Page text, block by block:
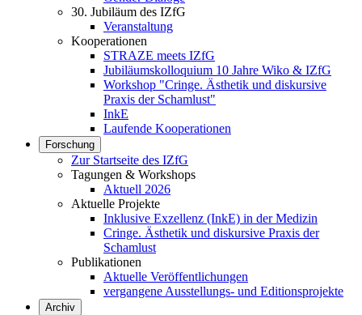
30. Jubiläum des IZfG
Veranstaltung
Kooperationen
STRAZE meets IZfG
Jubiläumskolloquium 10 Jahre Wiko & IZfG
Workshop "Cringe. Ästhetik und diskursive
Praxis der Schamlust"
InkE
Laufende Kooperationen
Forschung
Zur Startseite des IZfG
Tagungen & Workshops
Aktuell 2026
Aktuelle Projekte
Inklusive Exzellenz (InkE) in der Medizin
Cringe. Ästhetik und diskursive Praxis der
Schamlust
Publikationen
Aktuelle Veröffentlichungen
vergangene Ausstellungs- und Editionsprojekte
Archiv